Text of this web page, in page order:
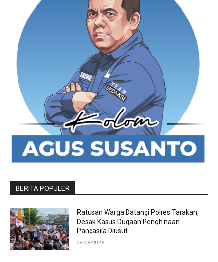
BERITA POPULER
Ratusan Warga Datangi Polres Tarakan,
Desak Kasus Dugaan Penghinaan
Pancasila Diusut
08/08/2026